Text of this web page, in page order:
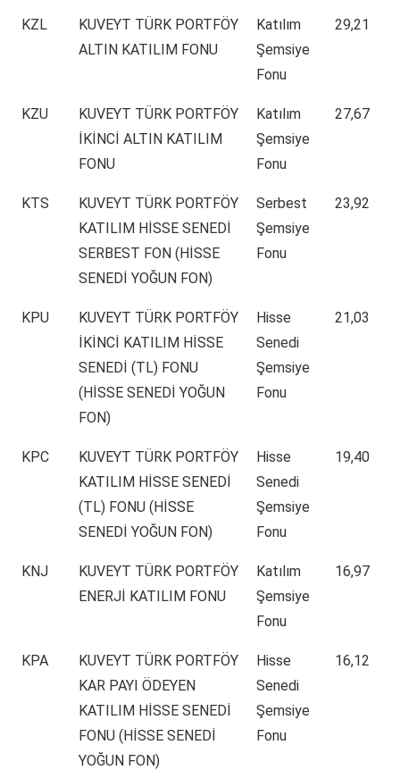
KZL
KUVEYT TÜRK PORTFÖY
ALTIN KATILIM FONU
Katılım
Şemsiye
Fonu
29,21
KZU
KUVEYT TÜRK PORTFÖY
İKİNCİ ALTIN KATILIM
FONU
Katılım
Şemsiye
Fonu
27,67
KTS
KUVEYT TÜRK PORTFÖY
KATILIM HİSSE SENEDİ
SERBEST FON (HİSSE
SENEDİ YOĞUN FON)
Serbest
Şemsiye
Fonu
23,92
KPU
KUVEYT TÜRK PORTFÖY
İKİNCİ KATILIM HİSSE
SENEDİ (TL) FONU
(HİSSE SENEDİ YOĞUN
FON)
Hisse
Senedi
Şemsiye
Fonu
21,03
KPC
KUVEYT TÜRK PORTFÖY
KATILIM HİSSE SENEDİ
(TL) FONU (HİSSE
SENEDİ YOĞUN FON)
Hisse
Senedi
Şemsiye
Fonu
19,40
KNJ
KUVEYT TÜRK PORTFÖY
ENERJİ KATILIM FONU
Katılım
Şemsiye
Fonu
16,97
KPA
KUVEYT TÜRK PORTFÖY
KAR PAYI ÖDEYEN
KATILIM HİSSE SENEDİ
FONU (HİSSE SENEDİ
YOĞUN FON)
Hisse
Senedi
Şemsiye
Fonu
16,12